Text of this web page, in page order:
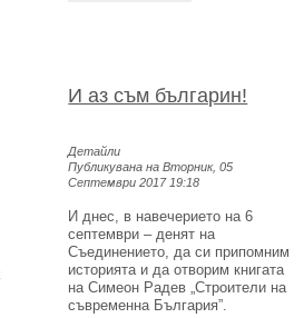
И аз съм българин!
Детайли
Публикувана на Вторник, 05
Септември 2017 19:18
И днес, в навечерието на 6
септември – денят на
Съединението, да си припомним
историята и да отворим книгата
на Симеон Радев „Строители на
съвременна България”.